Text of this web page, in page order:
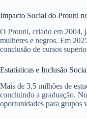
Impacto Social do Prouni
O Prouni, criado em 2004,
mulheres e negros. Em
conclusão de cursos
Estatísticas e Inclusão
Mais de 3,5 milhões de
concluindo a graduação.
oportunidades para grupos